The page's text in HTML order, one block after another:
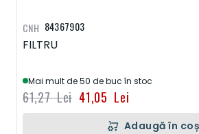
84367903
FILTRU
Mai mult de 50 de buc în stoc
41,05 Lei
61,27 Lei
CNH
Adaugă în coș